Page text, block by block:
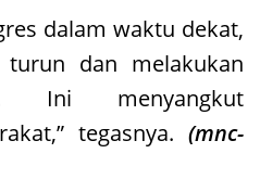
dalam waktu dekat,
dan melakukan
Ini menyangkut
tegasnya. (mnc-